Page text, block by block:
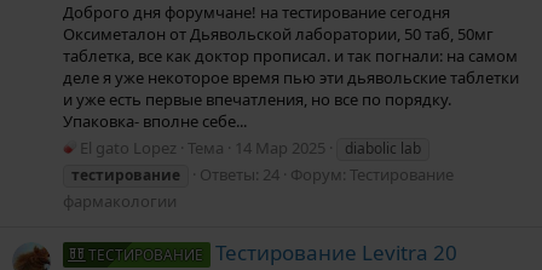
Доброго дня форумчане! на тестирование сегодня
Оксиметалон от Дьявольской лаборатории, 50 таб, 50мг
таблетка, все как доктор прописал. и так погнали: на самом
деле я уже некоторое время пью эти дьявольские таблетки
и уже есть первые впечатления, но все по порядку.
Упаковка- вполне себе...
El gato Lopez Тема 14 Мар 2025
diabolic lab
тестирование
Ответы: 24 Форум: Тестирование
фармакологии
ТЕСТИРОВАНИЕ Тестирование Levitra 20